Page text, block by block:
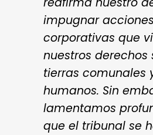
impugnar acciones
corporativas que
nuestros derechos
tierras comunales
humanos. Sin
lamentamos
que el tribunal se